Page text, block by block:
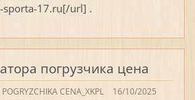
17.ru[/url] .
погрузчика цена
CENA_XKPL 16/10/2025